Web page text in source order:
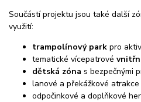
Součástí projektu jsou také další
využití:
trampolínový park pro
tematické vícepatrové
dětská zóna s bezpečnými
lanové a překážkové atrakce
odpočinkové a doplňkové